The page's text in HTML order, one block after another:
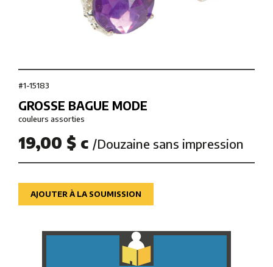
#1-15183
GROSSE BAGUE MODE
couleurs assorties
19,00 $ c /Douzaine sans impression
AJOUTER À LA SOUMISSION